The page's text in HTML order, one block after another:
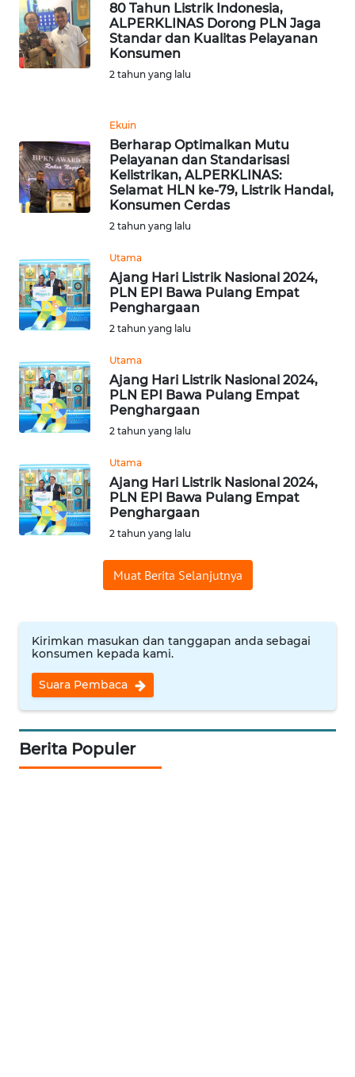
80 Tahun Listrik Indonesia,
ALPERKLINAS Dorong PLN Jaga
Standar dan Kualitas Pelayanan
Konsumen
2 tahun yang lalu
Ekuin
Berharap Optimalkan Mutu
Pelayanan dan Standarisasi
Kelistrikan, ALPERKLINAS:
Selamat HLN ke-79, Listrik Handal,
Konsumen Cerdas
2 tahun yang lalu
Utama
Ajang Hari Listrik Nasional 2024,
PLN EPI Bawa Pulang Empat
Penghargaan
2 tahun yang lalu
Utama
Ajang Hari Listrik Nasional 2024,
PLN EPI Bawa Pulang Empat
Penghargaan
2 tahun yang lalu
Utama
Ajang Hari Listrik Nasional 2024,
PLN EPI Bawa Pulang Empat
Penghargaan
2 tahun yang lalu
Muat Berita Selanjutnya
Kirimkan masukan dan tanggapan anda sebagai
konsumen kepada kami.
Suara Pembaca
Berita Populer
WN
SUMEDANG
WN
KEPULAUAN
SERIBU
WN
BINJAI
WN
INDRAMAYU
KUNINGAN
WN
MAJALENGKA
SUKABUMI
WN
PURWAKARTA
WN
PRIANGAN